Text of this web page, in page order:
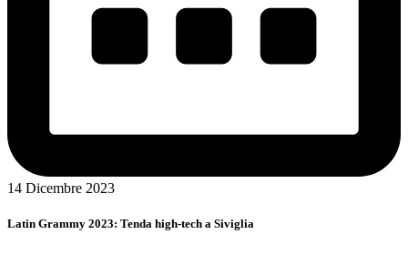
14 Dicembre 2023
Latin Grammy 2023: Tenda high-tech a Siviglia